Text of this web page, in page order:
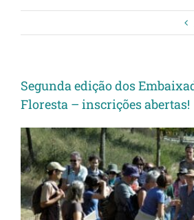
Segunda edição dos
Floresta – inscrições abertas!